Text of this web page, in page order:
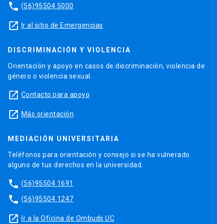
phone (56)95504 5000
launch Ir al sitio de Emergencias
DISCRIMINACIÓN Y VIOLENCIA
Orientación y apoyo en casos de discriminación, violencia de
género o violencia sexual.
launch Contacto para apoyo
launch Más orientación
MEDIACIÓN UNIVERSITARIA
Teléfonos para orientación y consejo si se ha vulnerado
alguno de tus derechos en la universidad.
phone (56)95504 1691
phone (56)95504 1247
launch Ir a la Oficina de Ombuds UC